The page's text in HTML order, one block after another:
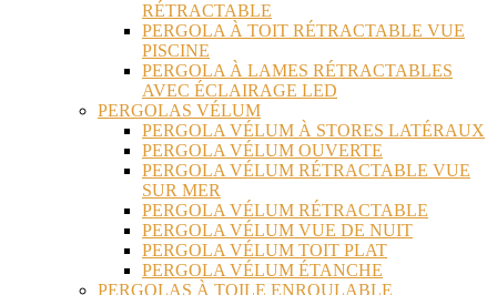
RÉTRACTABLE
PERGOLA À TOIT RÉTRACTABLE VUE
PISCINE
PERGOLA À LAMES RÉTRACTABLES
AVEC ÉCLAIRAGE LED
PERGOLAS VÉLUM
PERGOLA VÉLUM À STORES LATÉRAUX
PERGOLA VÉLUM OUVERTE
PERGOLA VÉLUM RÉTRACTABLE VUE
SUR MER
PERGOLA VÉLUM RÉTRACTABLE
PERGOLA VÉLUM VUE DE NUIT
PERGOLA VÉLUM TOIT PLAT
PERGOLA VÉLUM ÉTANCHE
PERGOLAS À TOILE ENROULABLE